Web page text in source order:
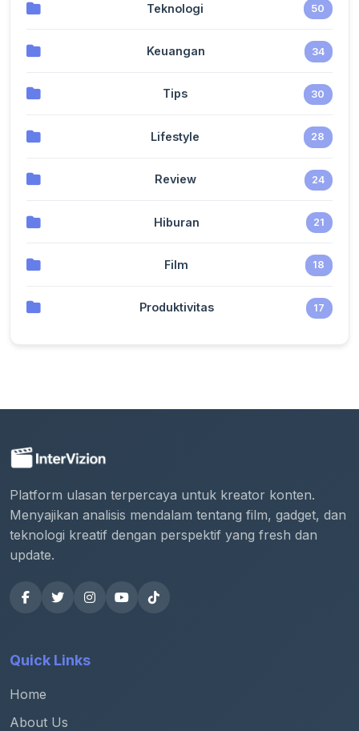
Teknologi 50
Keuangan 34
Tips 30
Lifestyle 28
Review 24
Hiburan 21
Film 18
Produktivitas 17
Platform ulasan terpercaya untuk kreator konten.
Menyajikan analisis mendalam tentang film, gadget, dan
teknologi kreatif dengan perspektif yang fresh dan
update.
Quick Links
Home
About Us